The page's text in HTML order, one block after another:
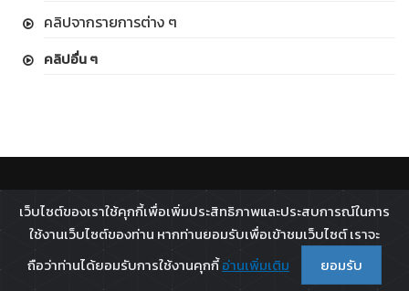
คลิปจากรายการต่าง ๆ
คลิปอื่น ๆ
All rights reserved - 2026 ©
Broadcast Thai Television
เว็บไซต์ของเราใช้คุกกี้เพื่อเพิ่มประสิทธิภาพและประสบการณ์ในการ
ใช้งานเว็บไซต์ของท่าน หากท่านยอมรับเพื่อเข้าชมเว็บไซต์ เราจะ
ถือว่าท่านได้ยอมรับการใช้งานคุกกี้อ่านเพิ่มเติม ยอมรับ